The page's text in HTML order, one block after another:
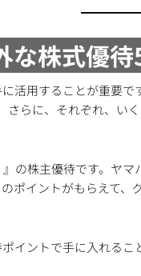
な株式優
活用することが重要
らに、それぞれ、い
の株主優待です。ヤ
ポイントがもらえて
イントで手に入れる